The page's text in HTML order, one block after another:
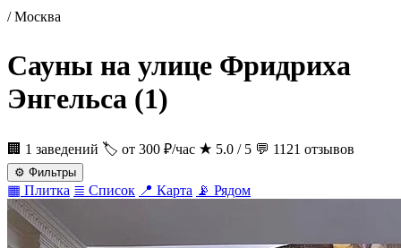
/ Москва
Сауны на улице Фридриха
Энгельса (1)
🏢 1 заведений 🏷 от 300 ₽/час ★ 5.0 / 5 💬 1121 отзывов
⚙ Фильтры
▦ Плитка ≣ Список 📍 Карта 📡 Рядом